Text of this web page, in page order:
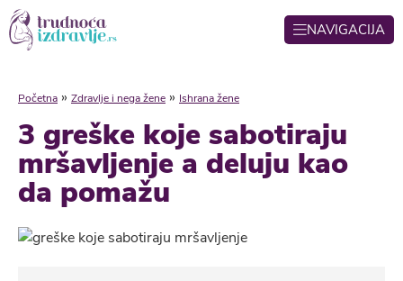
NAVIGACIJA
Početna » Zdravlje i nega žene » Ishrana žene
3 greške koje sabotiraju
mršavljenje a deluju kao
da pomažu